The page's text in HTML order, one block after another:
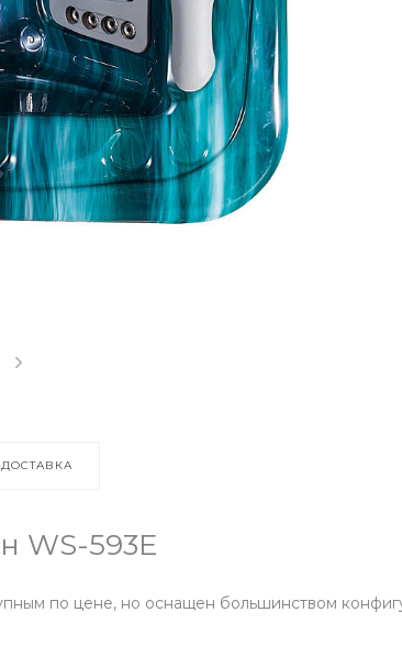
ДОСТАВКА
WS-593E
по цене, но оснащен большинством